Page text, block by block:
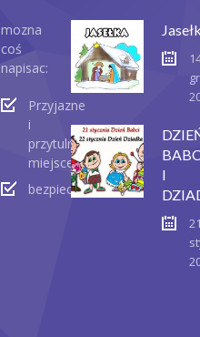
mozna
coś
napisac:
Przyjazne
i
przytulne
miejsce
bezpieczeństwo
I